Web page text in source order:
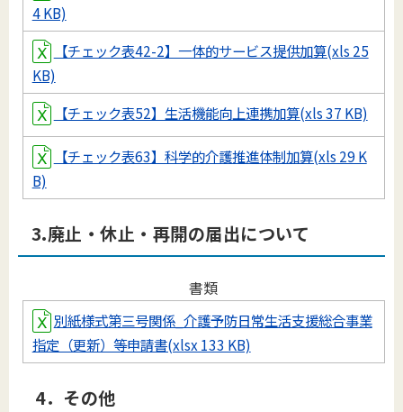
4 KB)
【チェック表42-2】一体的サービス提供加算(xls 25
KB)
【チェック表52】生活機能向上連携加算(xls 37 KB)
【チェック表63】科学的介護推進体制加算(xls 29 K
B)
3.廃止・休止・再開の届出について
書類
別紙様式第三号関係_介護予防日常生活支援総合事業
指定（更新）等申請書(xlsx 133 KB)
4．その他